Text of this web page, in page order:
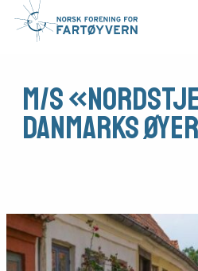
M/S
Danmarks